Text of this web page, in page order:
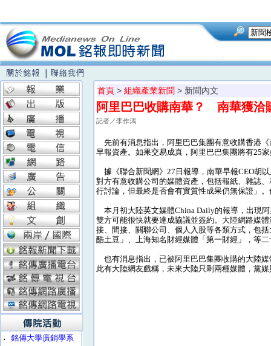
‧
銘傳大學廣銷學系
首頁 > 組織產業新聞 > 新聞內文
阿里巴巴收購南華？ 南華獲洽
記者／李作鴻
先前有消息指出，阿里巴巴集團有意收購香港
早報資產。如果交易成真，阿里巴巴集團將有25
據《聯合新聞網》27日報導，南華早報CEO胡
對方有意收購公司的媒體資產，包括報紙、雜誌
行討論，但最終是否會有實質性成果仍無保證」
本月初大陸英文媒體China Daily的報導，出現
雙方可能很快就要達成協議並簽約。大陸網路媒
接、間接、關聯公司、個人入股等各類方式，包
酷土豆」、上海知名財經媒體「第一財經」，等
也有消息指出，已被阿里巴巴集團收購的大陸
此有大陸網友戲稱，未來大陸只剩兩種媒體，黨